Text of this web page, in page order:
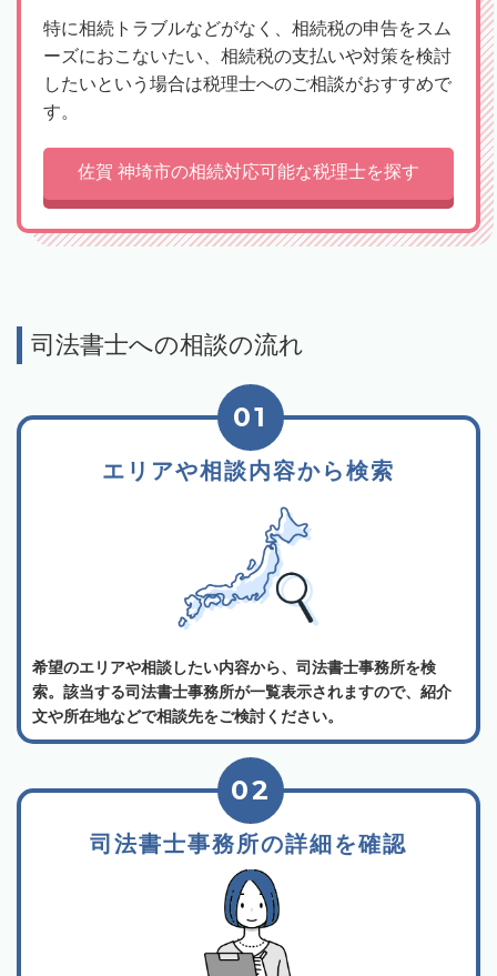
特に相続トラブルなどがなく、相続税の申告をスム
ーズにおこないたい、相続税の支払いや対策を検討
したいという場合は税理士へのご相談がおすすめで
す。
佐賀 神埼市の相続対応可能な税理士を探す
司法書士への相談の流れ
エリアや相談内容から検索
01
希望のエリアや相談したい内容から、司法書士事務所を検
索。該当する司法書士事務所が一覧表示されますので、紹介
文や所在地などで相談先をご検討ください。
司法書士事務所の詳細を確認
02